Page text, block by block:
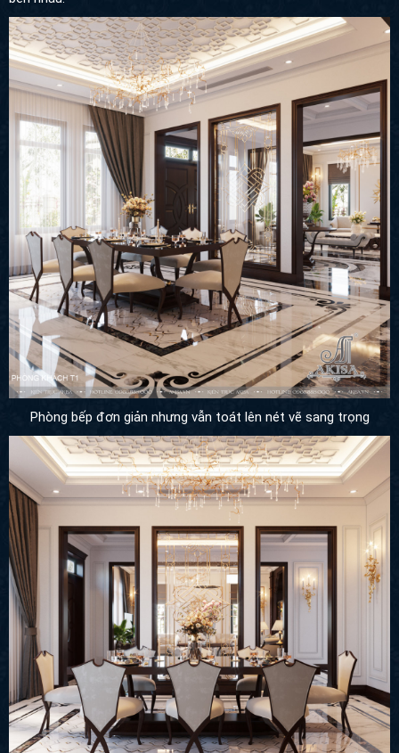
Phòng bếp đơn giản nhưng vẫn toát lên nét vẽ sang trọng